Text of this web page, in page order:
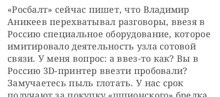
«Росбалт» сейчас пишет, что Владимир
Аникеев перехватывал разговоры, ввезя в
Россию специальное оборудование, которое
имитировало деятельность узла сотовой
связи. У меня вопрос: а ввез-то как? Вы в
Россию 3D-принтер ввезти пробовали?
Замучаетесь пыль глотать. У нас срок